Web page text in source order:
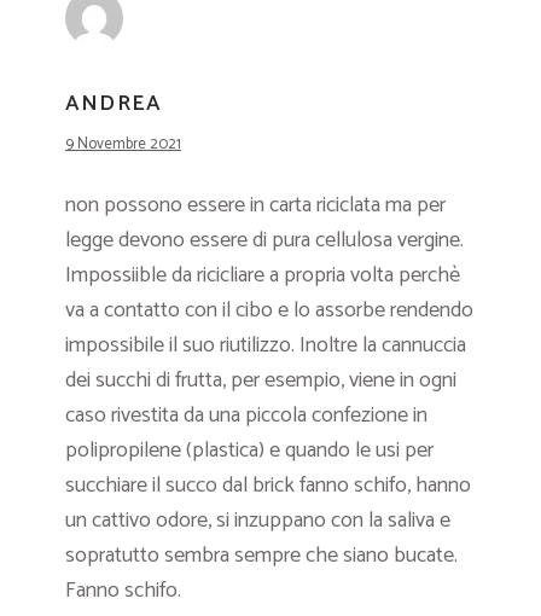
ANDREA
9 Novembre 2021
non possono essere in carta riciclata ma per
legge devono essere di pura cellulosa vergine.
Impossiible da ricicliare a propria volta perchè
va a contatto con il cibo e lo assorbe rendendo
impossibile il suo riutilizzo. Inoltre la cannuccia
dei succhi di frutta, per esempio, viene in ogni
caso rivestita da una piccola confezione in
polipropilene (plastica) e quando le usi per
succhiare il succo dal brick fanno schifo, hanno
un cattivo odore, si inzuppano con la saliva e
sopratutto sembra sempre che siano bucate.
Fanno schifo.